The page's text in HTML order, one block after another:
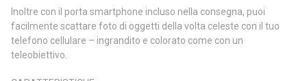
Inoltre con il porta smartphone incluso nella consegna, puoi
facilmente scattare foto di oggetti della volta celeste con il tuo
telefono cellulare – ingrandito e colorato come con un
teleobiettivo.